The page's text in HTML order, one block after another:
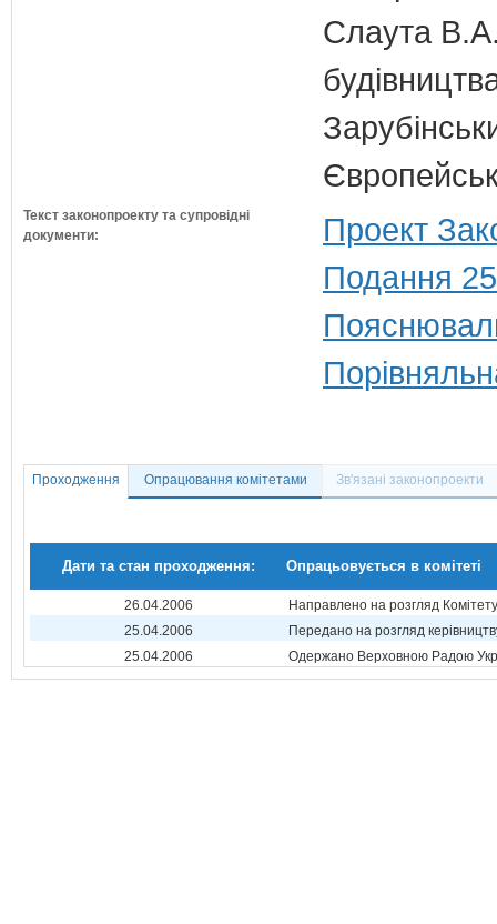
Слаута
Текст законопроекту та супровідні
документи:
Проект
Подання
Проходження Опрацювання комітетами Зв'язані законопроекти
Дати та стан проходження: Опрацьовується в комітеті
26.04.2006
Направлено на розгляд Комітету
25.04.2006
Передано на розгляд
25.04.2006
Одержано Верховною Радою